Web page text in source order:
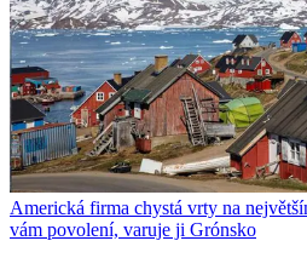
Americká firma chystá vrty na
vám povolení, varuje ji Grónsko